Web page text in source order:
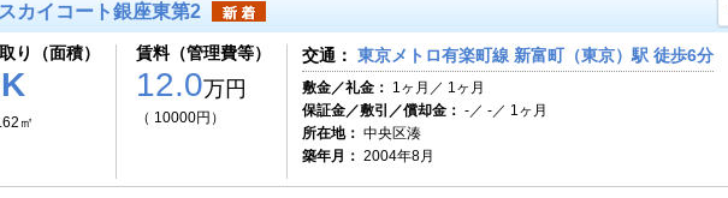
カイコート銀座東第2
り（面積）
㎡
賃料（管理費等）
12.0万円
（ 10000円）
交通： 東京メトロ有楽町線 新富町（東京）駅 徒歩6分
敷金／礼金： 1ヶ月／ 1ヶ月
保証金／敷引／償却金： -／ -／ 1ヶ月
所在地： 中央区湊
築年月： 2004年8月